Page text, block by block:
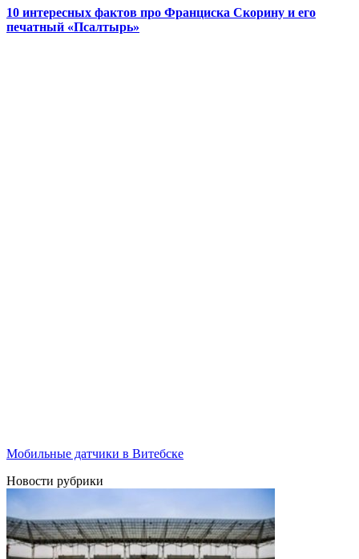
10 интересных фактов про Франциска Скорину и его
печатный «Псалтырь»
Мобильные датчики в Витебске
Новости рубрики